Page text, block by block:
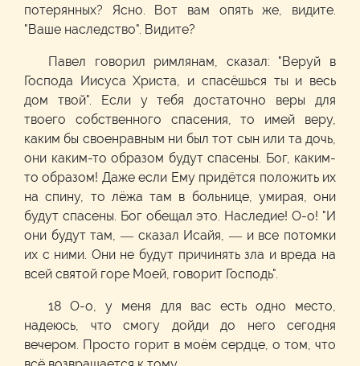
потерянных? Ясно. Вот вам опять же, видите.
"Ваше наследство". Видите?
Павел говорил римлянам, сказал: "Веруй в
Господа Иисуса Христа, и спасёшься ты и весь
дом твой". Если у тебя достаточно веры для
твоего собственного спасения, то имей веру,
каким бы своенравным ни был тот сын или та дочь,
они каким-то образом будут спасены. Бог, каким-
то образом! Даже если Ему придётся положить их
на спину, то лёжа там в больнице, умирая, они
будут спасены. Бог обещал это. Наследие! О-о! "И
они будут там, — сказал Исайя, — и все потомки
их с ними. Они не будут причинять зла и вреда на
всей святой горе Моей, говорит Господь".
18 О-о, у меня для вас есть одно место,
надеюсь, что смогу дойди до него сегодня
вечером. Просто горит в моём сердце, о том, что